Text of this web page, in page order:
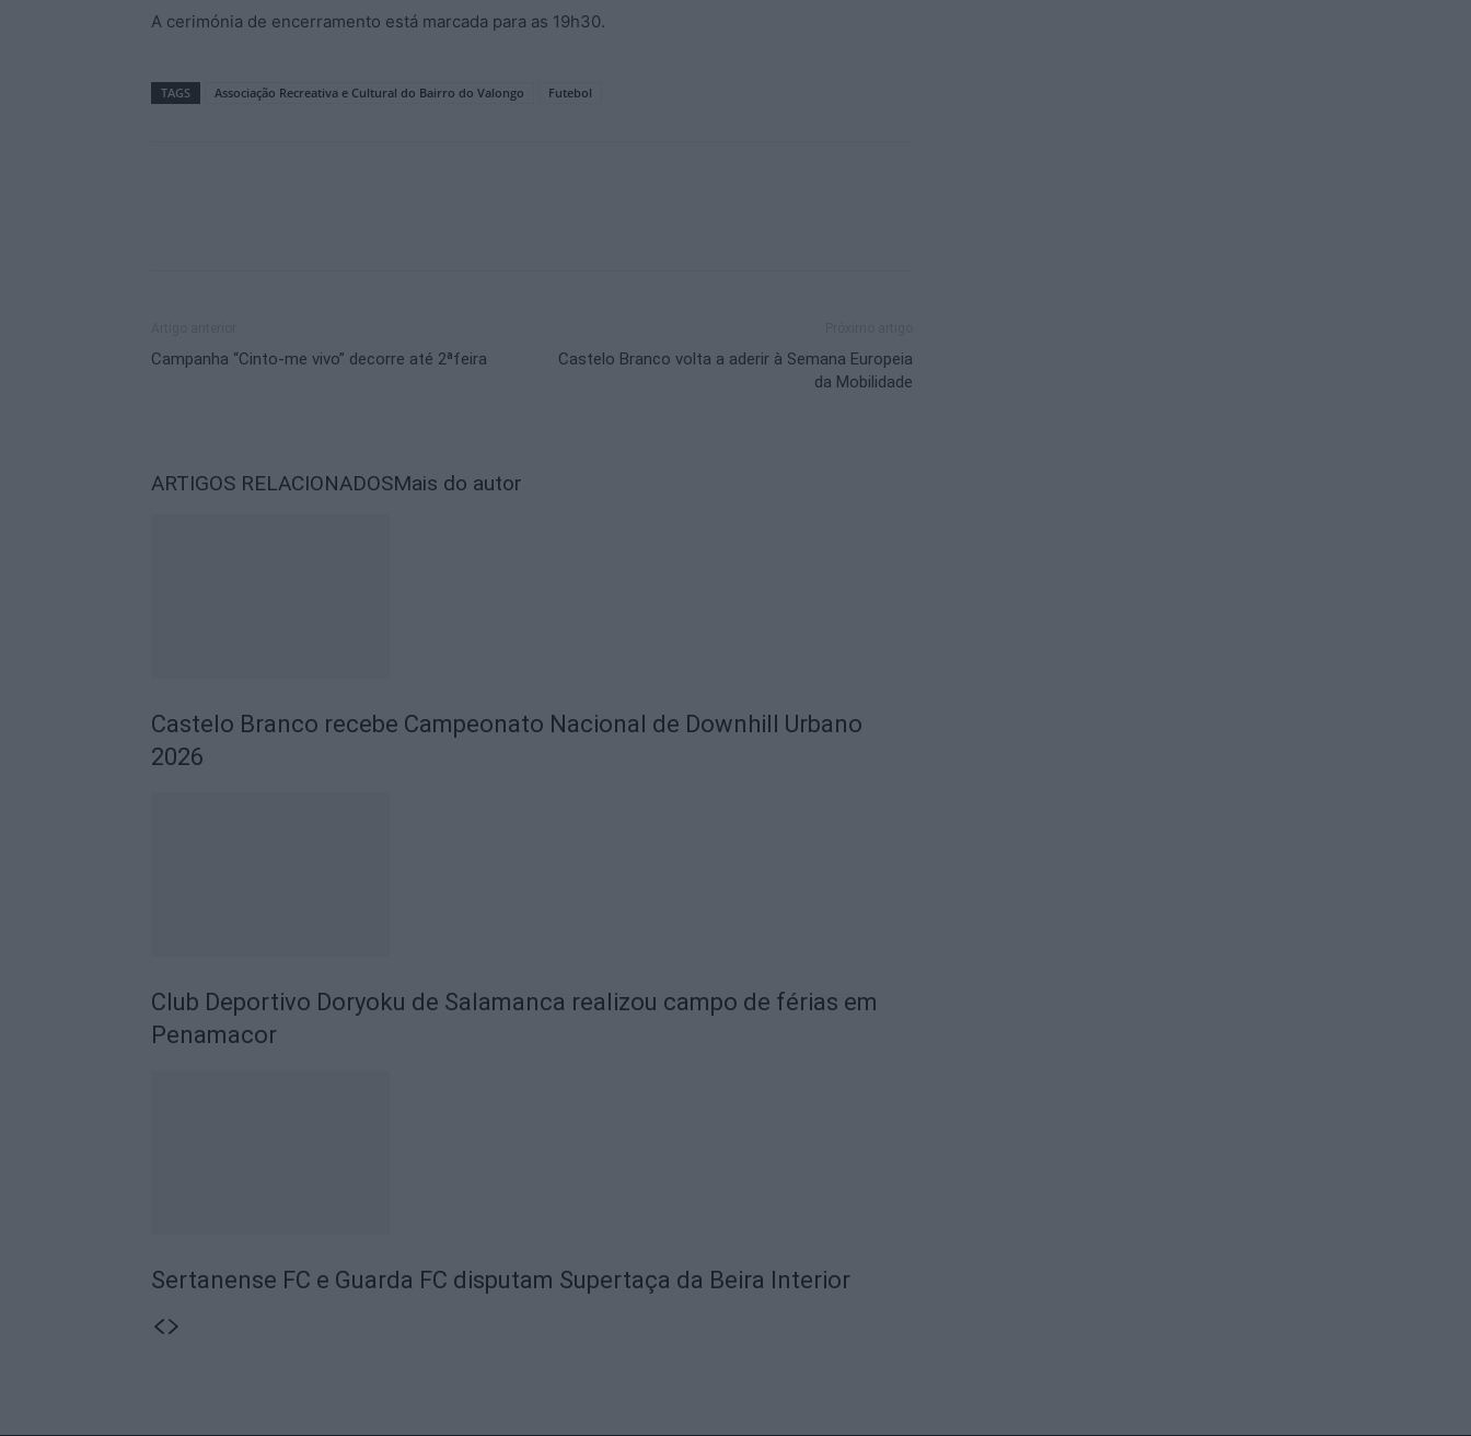
A cerimónia de encerramento está marcada para as 19h30.
TAGS Associação Recreativa e Cultural do Bairro do Valongo Futebol
Campanha “Cinto-me vivo” decorre até 2ªfeira
Castelo Branco volta a aderir à Semana Europeia
da Mobilidade
ARTIGOS RELACIONADOSMais do autor
Castelo Branco recebe Campeonato Nacional de Downhill Urbano
2026
Club Deportivo Doryoku de Salamanca realizou campo de férias em
Penamacor
Sertanense FC e Guarda FC disputam Supertaça da Beira Interior